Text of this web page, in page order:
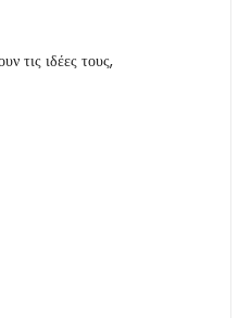
τις ιδέες τους,